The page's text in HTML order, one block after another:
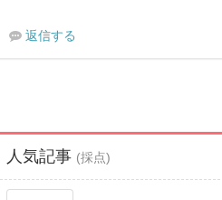
返信する
人気記事 (採点)